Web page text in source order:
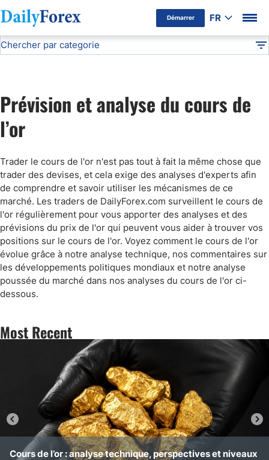
Démarrer FR
Avertissement Publicitaire
Chercher par categorie
Cours de l’or
Prévision Forex
Prévision et analyse du cours de
l’or
Trader le cours de l'or n'est pas tout à fait la même chose que
trader des devises, et cela exige des analyses d'experts afin
de comprendre et savoir utiliser les mécanismes de ce
marché. Les traders de DailyForex.com surveillent le cours de
l'or régulièrement pour vous apporter des analyses et des
prévisions du prix de l'or qui peuvent vous aider à trouver vos
positions sur le cours de l'or. Voyez comment le cours de l'or
évolue grâce à notre analyse technique, nos commentaires sur
les développements politiques mondiaux et notre analyse
poussée du marché dans nos analyses du cours de l'or ci-
dessous.
Most Recent
Cours de l’or : analyse technique, perspectives et niveaux
Cours de l’or : analyse technique, perspectives et niveaux
Cours de l’or : analyse technique, perspectives et niveaux